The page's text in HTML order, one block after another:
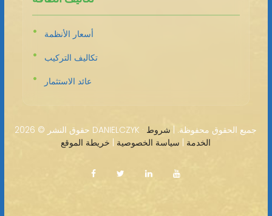
أسعار الأنظمة
تكاليف التركيب
عائد الاستثمار
حقوق النشر © 2026 DANIELCZYK · جميع الحقوق محفوظة. | شروط
الخدمة
سياسة الخصوصية خريطة الموقع